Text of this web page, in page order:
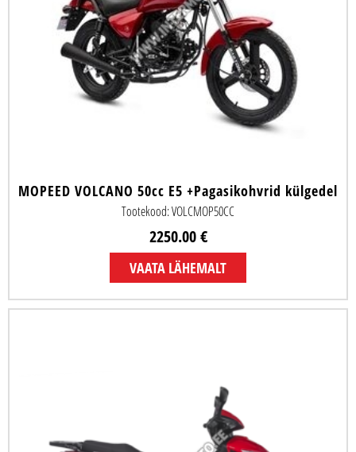
MOPEED VOLCANO 50cc E5 +Pagasikohvrid külgedel
Tootekood: VOLCMOP50CC
2250.00 €
VAATA LÄHEMALT